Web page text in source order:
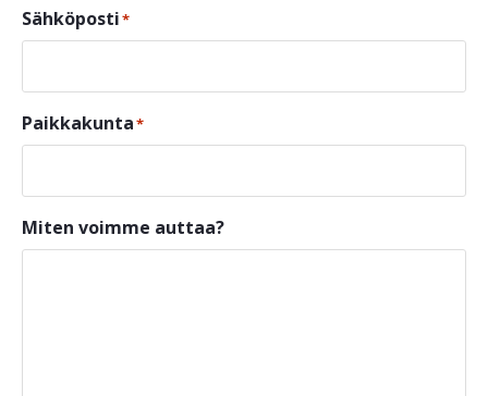
Sähköposti*
Paikkakunta*
Miten voimme auttaa?